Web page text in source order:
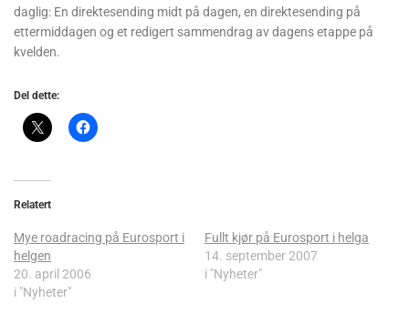
daglig: En direktesending midt på dagen, en direktesending på
ettermiddagen og et redigert sammendrag av dagens etappe på
kvelden.
Del dette:
Relatert
Mye roadracing på Eurosport i
helgen
20. april 2006
i "Nyheter"
Fullt kjør på Eurosport i helga
14. september 2007
i "Nyheter"